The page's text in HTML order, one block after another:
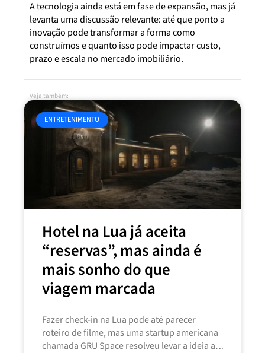
A tecnologia ainda está em fase de expansão, mas já
levanta uma discussão relevante: até que ponto a
inovação pode transformar a forma como
construímos e quanto isso pode impactar custo,
prazo e escala no mercado imobiliário.
Veja também:
ENTRETENIMENTO
Hotel na Lua já aceita
“reservas”, mas ainda é
mais sonho do que
viagem marcada
Fazer check-in na Lua pode até parecer
roteiro de filme, mas uma startup americana
chamada GRU Space resolveu levar a ideia a